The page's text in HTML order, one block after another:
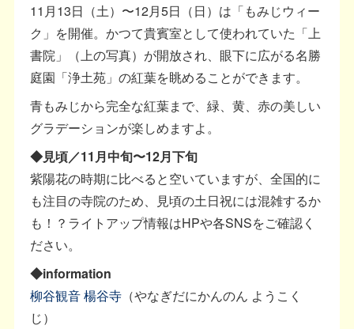
11月13日（土）〜12月5日（日）は「もみじウィー
ク」を開催。かつて貴賓室として使われていた「上
書院」（上の写真）が開放され、眼下に広がる名勝
庭園「浄土苑」の紅葉を眺めることができます。
青もみじから完全な紅葉まで、緑、黄、赤の美しい
グラデーションが楽しめますよ。
◆見頃／11月中旬〜12月下旬
紫陽花の時期に比べると空いていますが、全国的に
も注目の寺院のため、見頃の土日祝には混雑するか
も！？ライトアップ情報はHPや各SNSをご確認く
ださい。
◆information
柳谷観音 楊谷寺 （やなぎだにかんのん ようこく
じ）